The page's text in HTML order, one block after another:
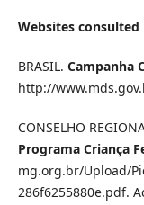
Websites consulted
BRASIL. Campanha
http://
CONSELHO
Programa Criança
mg.org.br/Upload/
286f6255880e.pdf.